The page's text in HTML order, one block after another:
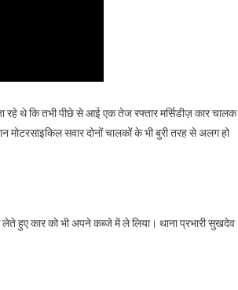
रहे थे कि तभी पीछे से आई एक तेज रफ्तार मर्सिडीज़ कार चालक
सवार दोनों चालकों के भी बुरी तरह से अलग हो
लेते हुए कार को भी अपने कब्जे में ले लिया। थाना प्रभारी सुखदेव